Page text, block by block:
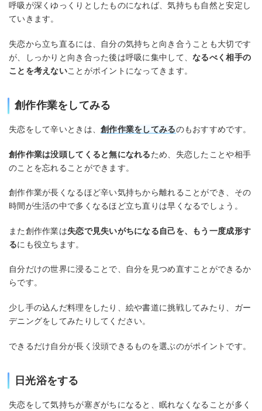
呼吸が深くゆっくりとしたものになれば、気持ちも自然と安定し
ていきます。
失恋から立ち直るには、自分の気持ちと向き合うことも大切です
が、しっかりと向き合った後は呼吸に集中して、なるべく相手の
ことを考えないことがポイントになってきます。
創作作業をしてみる
失恋をして辛いときは、創作作業をしてみるのもおすすめです。
創作作業は没頭してくると無になれるため、失恋したことや相手
のことを忘れることができます。
創作作業が長くなるほど辛い気持ちから離れることができ、その
時間が生活の中で多くなるほど立ち直りは早くなるでしょう。
また創作作業は失恋で見失いがちになる自己を、もう一度成形す
るにも役立ちます。
自分だけの世界に浸ることで、自分を見つめ直すことができるか
らです。
少し手の込んだ料理をしたり、絵や書道に挑戦してみたり、ガー
デニングをしてみたりしてください。
できるだけ自分が長く没頭できるものを選ぶのがポイントです。
日光浴をする
失恋をして気持ちが塞ぎがちになると、眠れなくなることが多く